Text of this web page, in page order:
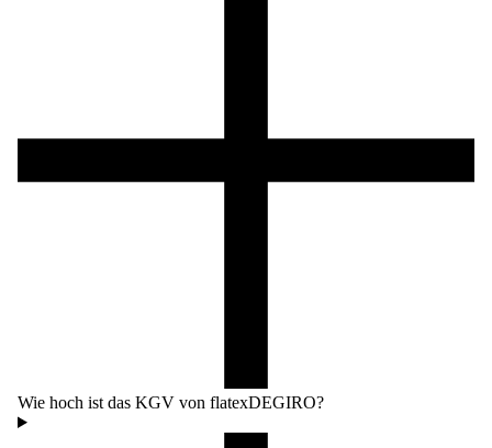
Wie hoch ist das KGV von flatexDEGIRO?